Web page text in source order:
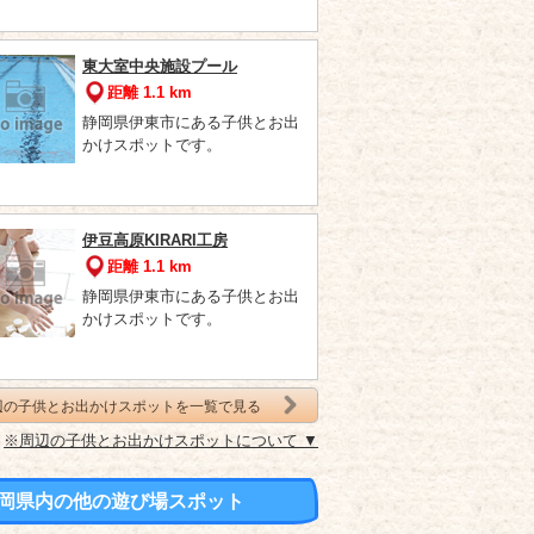
東大室中央施設プール
距離 1.1 km
静岡県伊東市にある子供とお出
かけスポットです。
伊豆高原KIRARI工房
距離 1.1 km
静岡県伊東市にある子供とお出
かけスポットです。
の子供とお出かけスポットを一覧で見る
※周辺の子供とお出かけスポットについて ▼
県内の他の遊び場スポット